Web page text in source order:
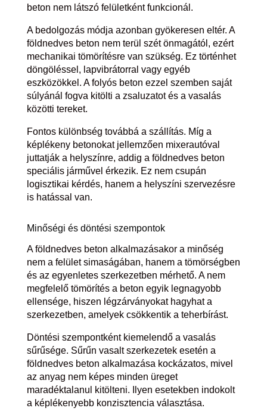
beton nem látszó felületként funkcionál.
A bedolgozás módja azonban gyökeresen eltér. A
földnedves beton nem terül szét önmagától, ezért
mechanikai tömörítésre van szükség. Ez történhet
döngöléssel, lapvibrátorral vagy egyéb
eszközökkel. A folyós beton ezzel szemben saját
súlyánál fogva kitölti a zsaluzatot és a vasalás
közötti tereket.
Fontos különbség továbbá a szállítás. Míg a
képlékeny betonokat jellemzően mixerautóval
juttatják a helyszínre, addig a földnedves beton
speciális járművel érkezik. Ez nem csupán
logisztikai kérdés, hanem a helyszíni szervezésre
is hatással van.
Minőségi és döntési szempontok
A földnedves beton alkalmazásakor a minőség
nem a felület simaságában, hanem a tömörségben
és az egyenletes szerkezetben mérhető. A nem
megfelelő tömörítés a beton egyik legnagyobb
ellensége, hiszen légzárványokat hagyhat a
szerkezetben, amelyek csökkentik a teherbírást.
Döntési szempontként kiemelendő a vasalás
sűrűsége. Sűrűn vasalt szerkezetek esetén a
földnedves beton alkalmazása kockázatos, mivel
az anyag nem képes minden üreget
maradéktalanul kitölteni. Ilyen esetekben indokolt
a képlékenyebb konzisztencia választása.